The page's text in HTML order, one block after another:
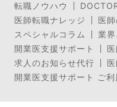
転職ノウハウ
医師転職ナレッジ
医
スペシャルコラム
業
開業医支援サポート
求人のお知らせ代行
開業医支援サポート ご